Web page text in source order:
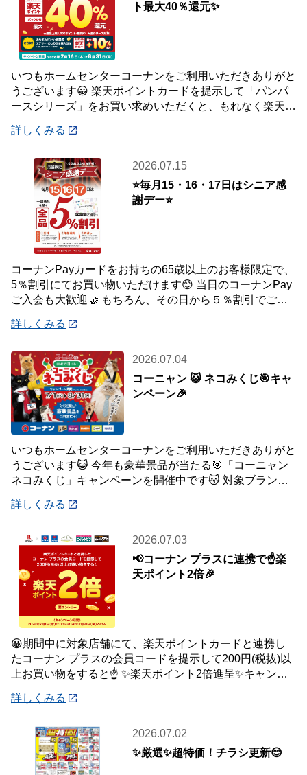
ト最大40％還元✨
いつもホームセンターコーナンをご利用いただきありがと
うございます😀 楽天ポイントカードを提示して「パンパ
ースシリーズ」をお買い求めいただくと、もれなく楽天ポ
詳しくみる
2026.07.15
⭐毎月15・16・17日はシニア感
謝デー⭐
コーナンPayカードをお持ちの65歳以上のお客様限定で、
5％割引にてお買い物いただけます😊 当日のコーナンPay
ご入会も大歓迎🤝 もちろん、その日から５％割引でご利
詳しくみる
2026.07.04
コーニャン 😺 ネコみくじ🎯キャ
ンペーン🎉
いつもホームセンターコーナンをご利用いただきありがと
うございます😺 今年も豪華景品が当たる🎯「コーニャン
ネコみくじ」キャンペーンを開催中です😽 対象ブランド
詳しくみる
2026.07.03
📢コーナン プラスに連携で☝️楽
天ポイント2倍🎉
😀期間中に対象店舗にて、楽天ポイントカードと連携し
たコーナン プラスの会員コードを提示して200円(税抜)以
上お買い物をすると☝️ ✨楽天ポイント2倍進呈✨キャンペ
詳しくみる
2026.07.02
✨厳選✨超特価！チラシ更新😊